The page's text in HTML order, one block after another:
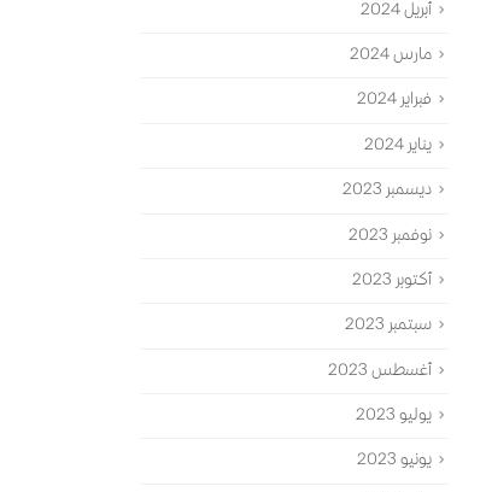
أبريل 2024
مارس 2024
فبراير 2024
يناير 2024
ديسمبر 2023
نوفمبر 2023
أكتوبر 2023
سبتمبر 2023
أغسطس 2023
يوليو 2023
يونيو 2023